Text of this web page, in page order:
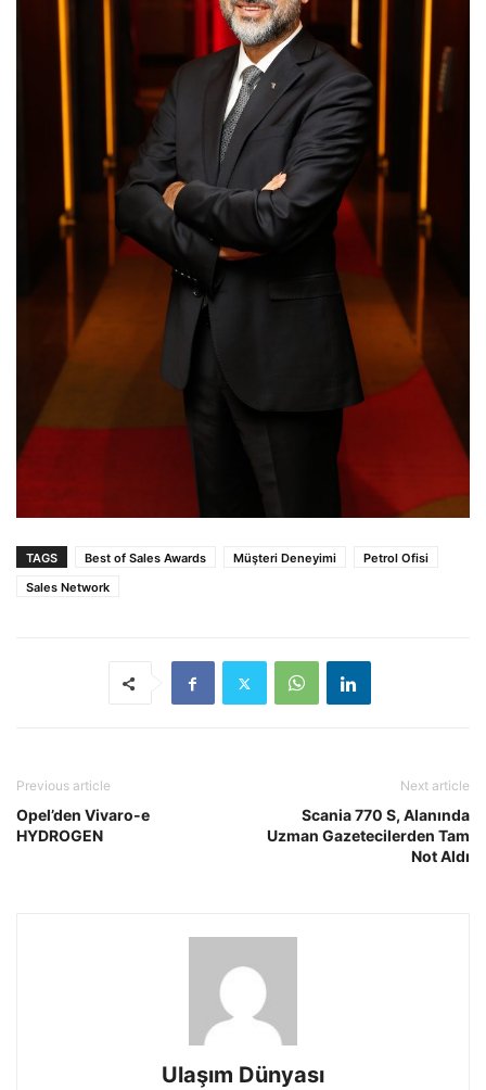
TAGS Best of Sales Awards Müşteri Deneyimi
Petrol Ofisi
Sales Network
Previous article
Opel’den Vivaro-e
HYDROGEN
Next article
Scania 770 S, Alanında
Uzman Gazetecilerden Tam
Not Aldı
Ulaşım Dünyası